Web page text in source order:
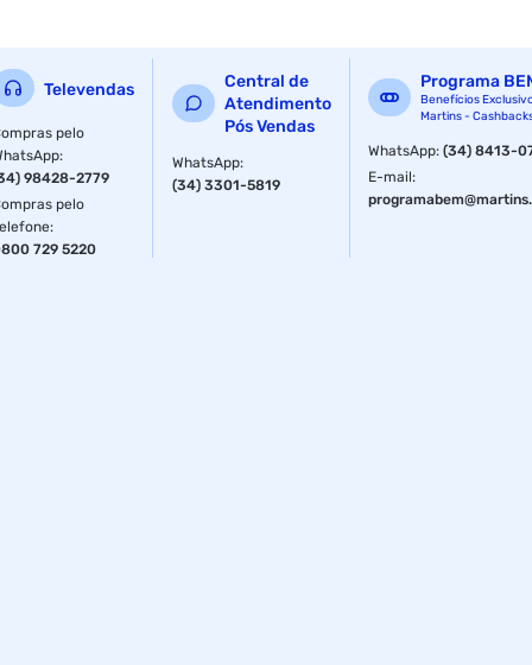
Televendas
pelo
:
98428-2779
pelo
:
729 5220
Central de
Atendimento
Pós Vendas
WhatsApp:
(34) 3301-5819
Programa
Benefícios
Martins -
WhatsApp:(34) 8413-
E-mail: